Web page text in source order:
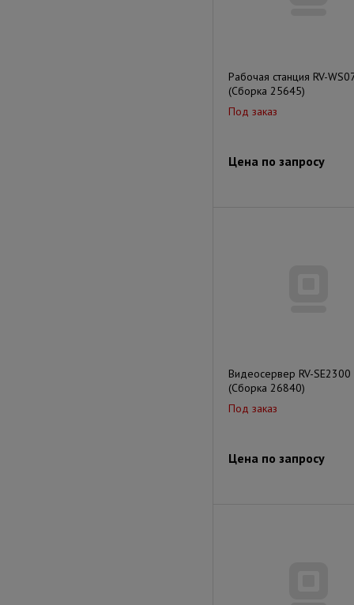
Рабочая станция RV-
(Сборка 25645)
Под заказ
Цена по запросу
Видеосервер RV-SE2300
(Сборка 26840)
Под заказ
Цена по запросу